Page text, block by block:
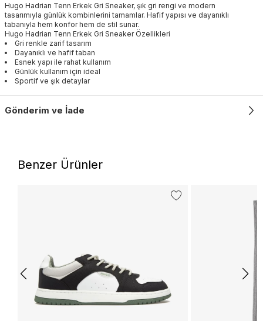
Hugo Hadrian Tenn Erkek Gri Sneaker, şık gri rengi ve modern
tasarımıyla günlük kombinlerini tamamlar. Hafif yapısı ve dayanıklı
tabanıyla hem konfor hem de stil sunar.
Hugo Hadrian Tenn Erkek Gri Sneaker Özellikleri
Gri renkle zarif tasarım
Dayanıklı ve hafif taban
Esnek yapı ile rahat kullanım
Günlük kullanım için ideal
Sportif ve şık detaylar
Gönderim ve İade
Benzer Ürünler